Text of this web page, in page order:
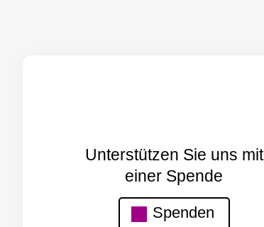
Unterstützen Sie uns mit
einer Spende
Spenden